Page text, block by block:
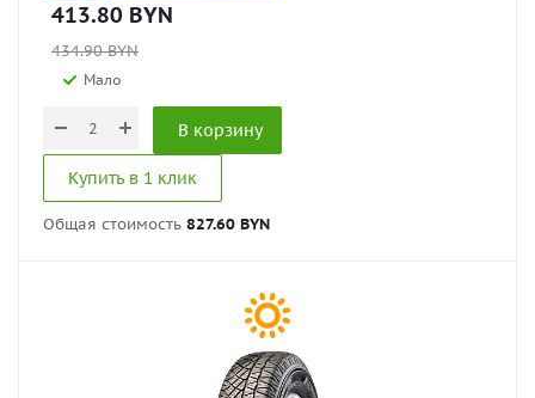
413.80 BYN
434.90BYN
Мало
В корзину
Купить в 1 клик
Общая стоимость 827.60 BYN